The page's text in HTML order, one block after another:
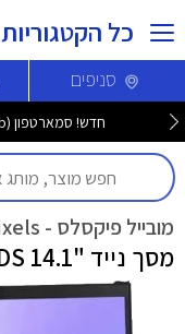
כל הקטגוריות
סניפים
חדש! סמארטפון Nothing Phone (4b) עכשיו לרכישה >>>
מובייל פיקסלס - MobilePixels
מסך נייד "14.1 DUEX MAX DS